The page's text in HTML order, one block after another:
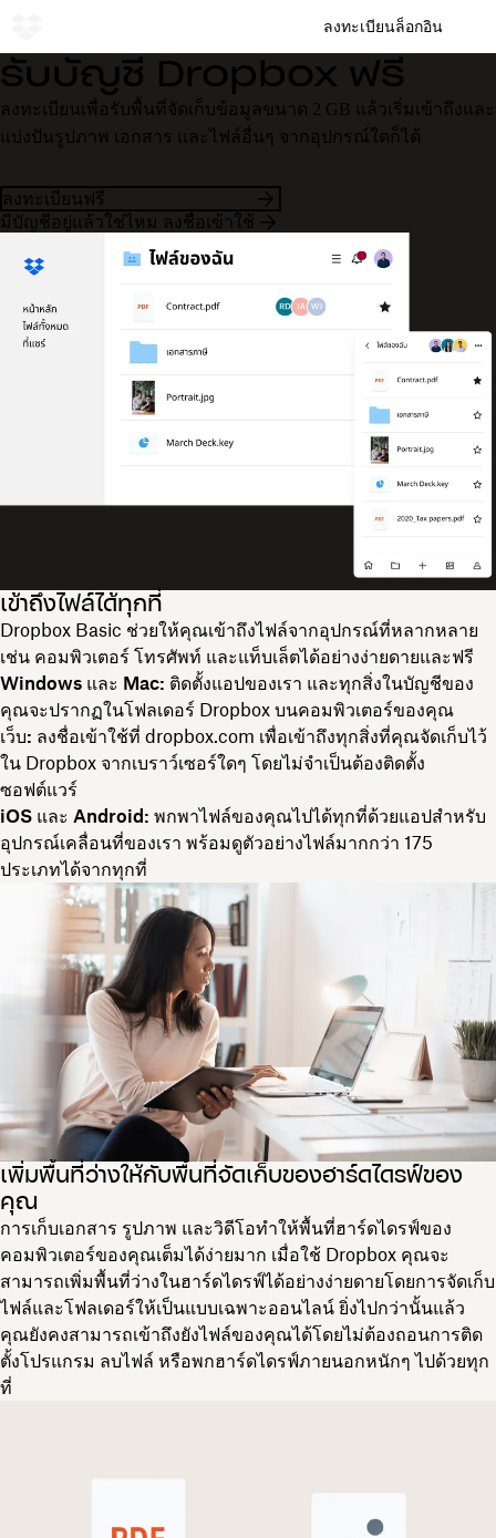
ลงทะเบียนล็อกอิน
รับบัญชี Dropbox ฟรี
ลงทะเบียนเพื่อรับพื้นที่จัดเก็บข้อมูลขนาด 2 GB แล้วเริ่มเข้าถึงและ
แบ่งปันรูปภาพ เอกสาร และไฟล์อื่นๆ จากอุปกรณ์ใดก็ได้
ลงทะเบียนฟรี
มีบัญชีอยู่แล้วใช่ไหม ลงชื่อเข้าใช้
เข้าถึงไฟล์ได้ทุกที่
Dropbox Basic ช่วยให้คุณเข้าถึงไฟล์จากอุปกรณ์ที่หลากหลาย
เช่น คอมพิวเตอร์ โทรศัพท์ และแท็บเล็ตได้อย่างง่ายดายและฟรี
Windows และ Mac: ติดตั้งแอปของเรา และทุกสิ่งในบัญชีของ
คุณจะปรากฏในโฟลเดอร์ Dropbox บนคอมพิวเตอร์ของคุณ
เว็บ: ลงชื่อเข้าใช้ที่ dropbox.com เพื่อเข้าถึงทุกสิ่งที่คุณจัดเก็บไว้
ใน Dropbox จากเบราว์เซอร์ใดๆ โดยไม่จำเป็นต้องติดตั้ง
ซอฟต์แวร์
iOS และ Android: พกพาไฟล์ของคุณไปได้ทุกที่ด้วยแอปสำหรับ
อุปกรณ์เคลื่อนที่ของเรา พร้อมดูตัวอย่างไฟล์มากกว่า 175
ประเภทได้จากทุกที่
เพิ่มพื้นที่ว่างให้กับพื้นที่จัดเก็บของฮาร์ดไดรฟ์ของ
คุณ
การเก็บเอกสาร รูปภาพ และวิดีโอทำให้พื้นที่ฮาร์ดไดรฟ์ของ
คอมพิวเตอร์ของคุณเต็มได้ง่ายมาก เมื่อใช้ Dropbox คุณจะ
สามารถเพิ่มพื้นที่ว่างในฮาร์ดไดรฟ์ได้อย่างง่ายดายโดยการจัดเก็บ
ไฟล์และโฟลเดอร์ให้เป็นแบบเฉพาะออนไลน์ ยิ่งไปกว่านั้นแล้ว
คุณยังคงสามารถเข้าถึงยังไฟล์ของคุณได้โดยไม่ต้องถอนการติด
ตั้งโปรแกรม ลบไฟล์ หรือพกฮาร์ดไดรฟ์ภายนอกหนักๆ ไปด้วยทุก
ที่